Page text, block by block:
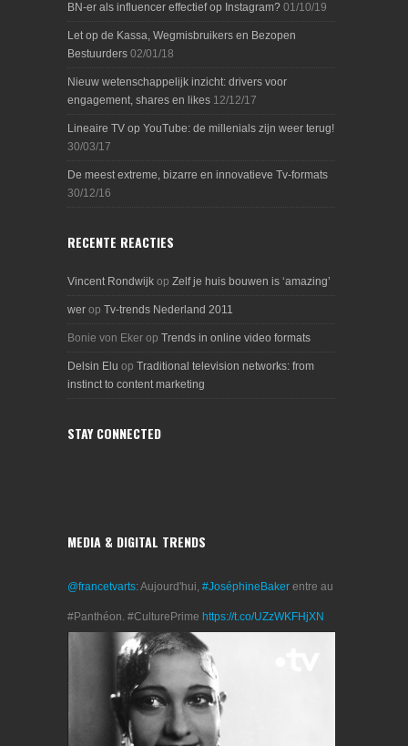
BN-er als influencer effectief op Instagram? 01/10/19
Let op de Kassa, Wegmisbruikers en Bezopen
Bestuurders 02/01/18
Nieuw wetenschappelijk inzicht: drivers voor
engagement, shares en likes 12/12/17
Lineaire TV op YouTube: de millenials zijn weer terug!
30/03/17
De meest extreme, bizarre en innovatieve Tv-formats
30/12/16
RECENTE REACTIES
Vincent Rondwijk op Zelf je huis bouwen is ‘amazing’
wer op Tv-trends Nederland 2011
Bonie von Eker op Trends in online video formats
Delsin Elu op Traditional television networks: from
instinct to content marketing
STAY CONNECTED
MEDIA & DIGITAL TRENDS
@francetvarts: Aujourd'hui, #JoséphineBaker entre au
#Panthéon. #CulturePrime https://t.co/UZzWKFHjXN